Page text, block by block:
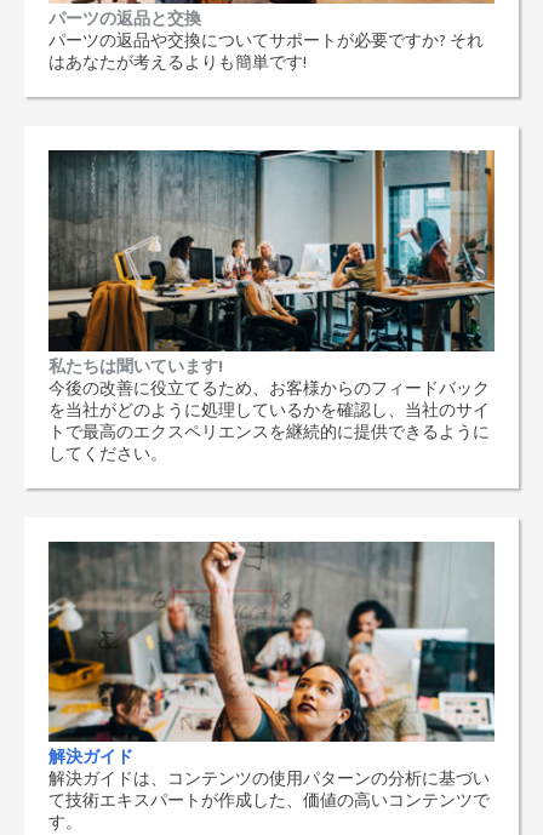
パーツの返品と交換
パーツの返品や交換についてサポートが必要ですか? それ
はあなたが考えるよりも簡単です!
私たちは聞いています!
今後の改善に役立てるため、お客様からのフィードバック
を当社がどのように処理しているかを確認し、当社のサイ
トで最高のエクスペリエンスを継続的に提供できるように
してください。
解決ガイド
解決ガイドは、コンテンツの使用パターンの分析に基づい
て技術エキスパートが作成した、価値の高いコンテンツで
す。